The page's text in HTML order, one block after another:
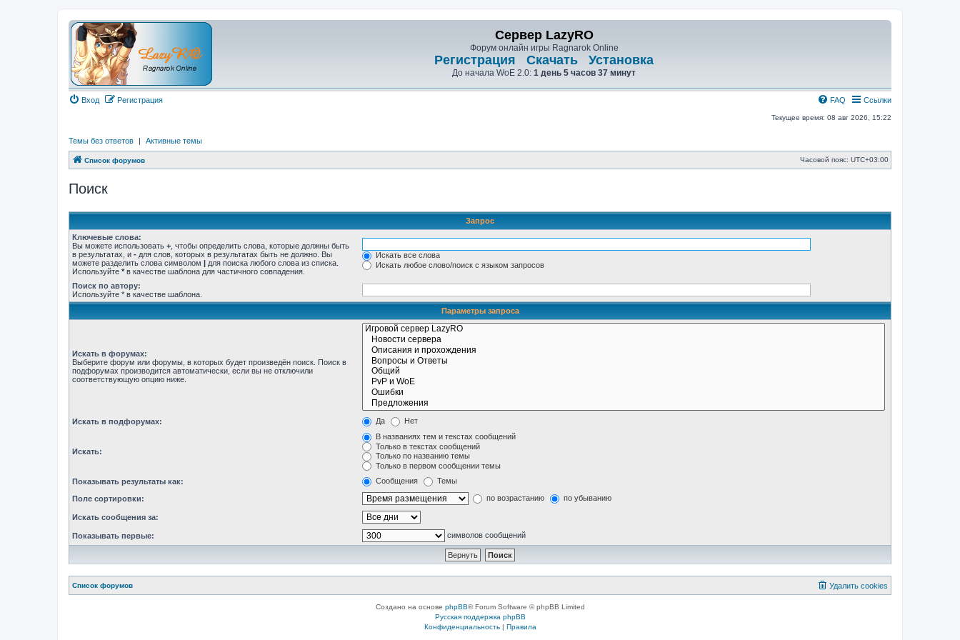
Сервер LazyRO
Форум онлайн игры Ragnarok Online
Регистрация Скачать Установка
До начала WoE 2.0: 1 день 5 часов 37 минут
Вход Регистрация Ссылки
FAQ
Текущее время: 08 авг 2026, 15:22
Темы без ответов | Активные темы
Список форумов Часовой пояс: UTC+03:00
Поиск
Запрос
Ключевые слова:
Вы можете использовать + , чтобы определить слова, которые должны быть
в результатах, и - для слов, которых в результатах быть не должно. Вы
можете разделить слова символом | для поиска любого слова из списка.
Используйте * в качестве шаблона для частичного совпадения.
Искать все слова
Искать любое слово/поиск с языком запросов
Поиск по автору:
Используйте * в качестве шаблона.
Параметры запроса
Искать в форумах:
Выберите форум или форумы, в которых будет произведён поиск. Поиск в
подфорумах производится автоматически, если вы не отключили
соответствующую опцию ниже.
Искать в подфорумах: Да Нет
Искать:
В названиях тем и текстах сообщений
Только в текстах сообщений
Только по названию темы
Только в первом сообщении темы
Показывать результаты как:
Сообщения Темы
Поле сортировки: по возрастанию по убыванию
Искать сообщения за:
Показывать первые: символов сообщений
Список форумов Удалить cookies
Создано на основе phpBB® Forum Software © phpBB Limited
Русская поддержка phpBB
Конфиденциальность| Правила